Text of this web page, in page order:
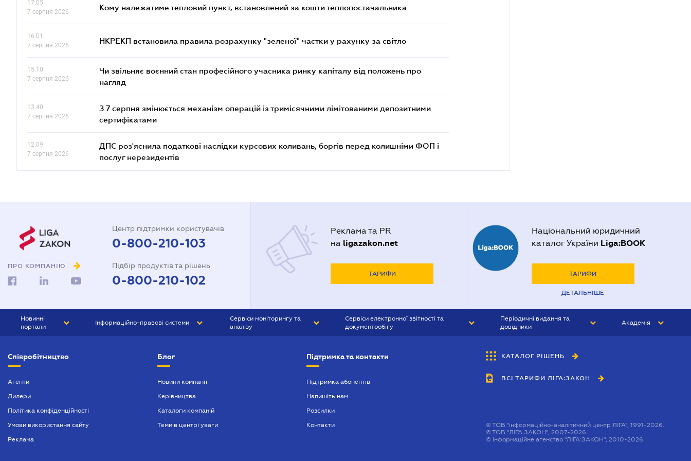
17.05
7 серпня 2026
Кому належатиме тепловий пункт, встановлений за кошти теплопостачальника
16.01
7 серпня 2026
НКРЕКП встановила правила розрахунку "зеленої" частки у рахунку за світло
15.10
7 серпня 2026
Чи звільняє воєнний стан професійного учасника ринку капіталу від положень про
нагляд
13.40
7 серпня 2026
З 7 серпня змінюється механізм операцій із тримісячними лімітованими депозитними
сертифікатами
12.09
7 серпня 2026
ДПС роз'яснила податкові наслідки курсових коливань, боргів перед колишніми ФОП і
послуг нерезидентів
ПРО КОМПАНІЮ
Центр підтримки користувачів
0-800-210-103
Підбір продуктів та рішень
0-800-210-102
Реклама та PR
на ligazakon.net
ТАРИФИ
Національний юридичний
каталог України Liga:BOOK
ТАРИФИ
ДЕТАЛЬНІШЕ
Новинні
портали
БІЗНЕС
Інформаційно-правові системи
БУХГАЛТЕР ПРОФ
Сервіси моніторингу та
аналізу
Сервіси електронної звітності та
документообігу
Періодичні видання та
довідники
БУХГАЛТЕР&ЗАКОН
ВІСНИК МСФЗ
Академія
Співробітництво
Агенти
Дилери
Політика конфіденційності
Умови використання сайту
Реклама
Блог
Новини компанії
Керівництва
Каталоги компаній
Теми в центрі уваги
Підтримка та контакти
Підтримка абонентів
Напишіть нам
Розсилки
Контакти
КАТАЛОГ РІШЕНЬ
ВСІ ТАРИФИ ЛІГА:ЗАКОН
©ТОВ "інформаційно-аналітичний центр ЛІГА", 1991-2026.
©ТОВ "ЛІГА ЗАКОН", 2007-2026.
© Інформаційне агенство "ЛІГА:ЗАКОН", 2010-2026.